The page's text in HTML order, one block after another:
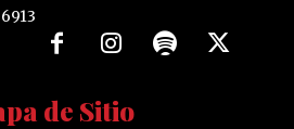
de Sitio